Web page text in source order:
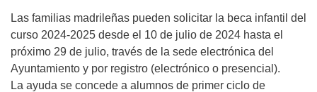
Las familias madrileñas pueden solicitar la beca infantil del
curso 2024-2025 desde el 10 de julio de 2024 hasta el
próximo 29 de julio, través de la sede electrónica del
Ayuntamiento y por registro (electrónico o presencial).
La ayuda se concede a alumnos de primer ciclo de